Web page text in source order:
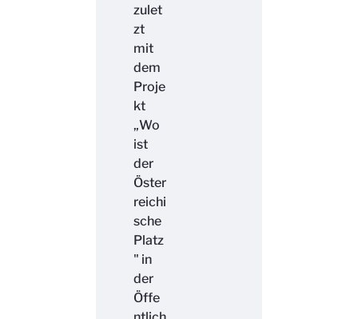
zulet
zt
mit
dem
Proje
kt
„Wo
ist
der
Öster
reichi
sche
Platz
" in
der
Öffe